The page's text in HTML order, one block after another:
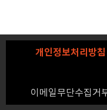
개인정보처리방침
이메일무단수집거